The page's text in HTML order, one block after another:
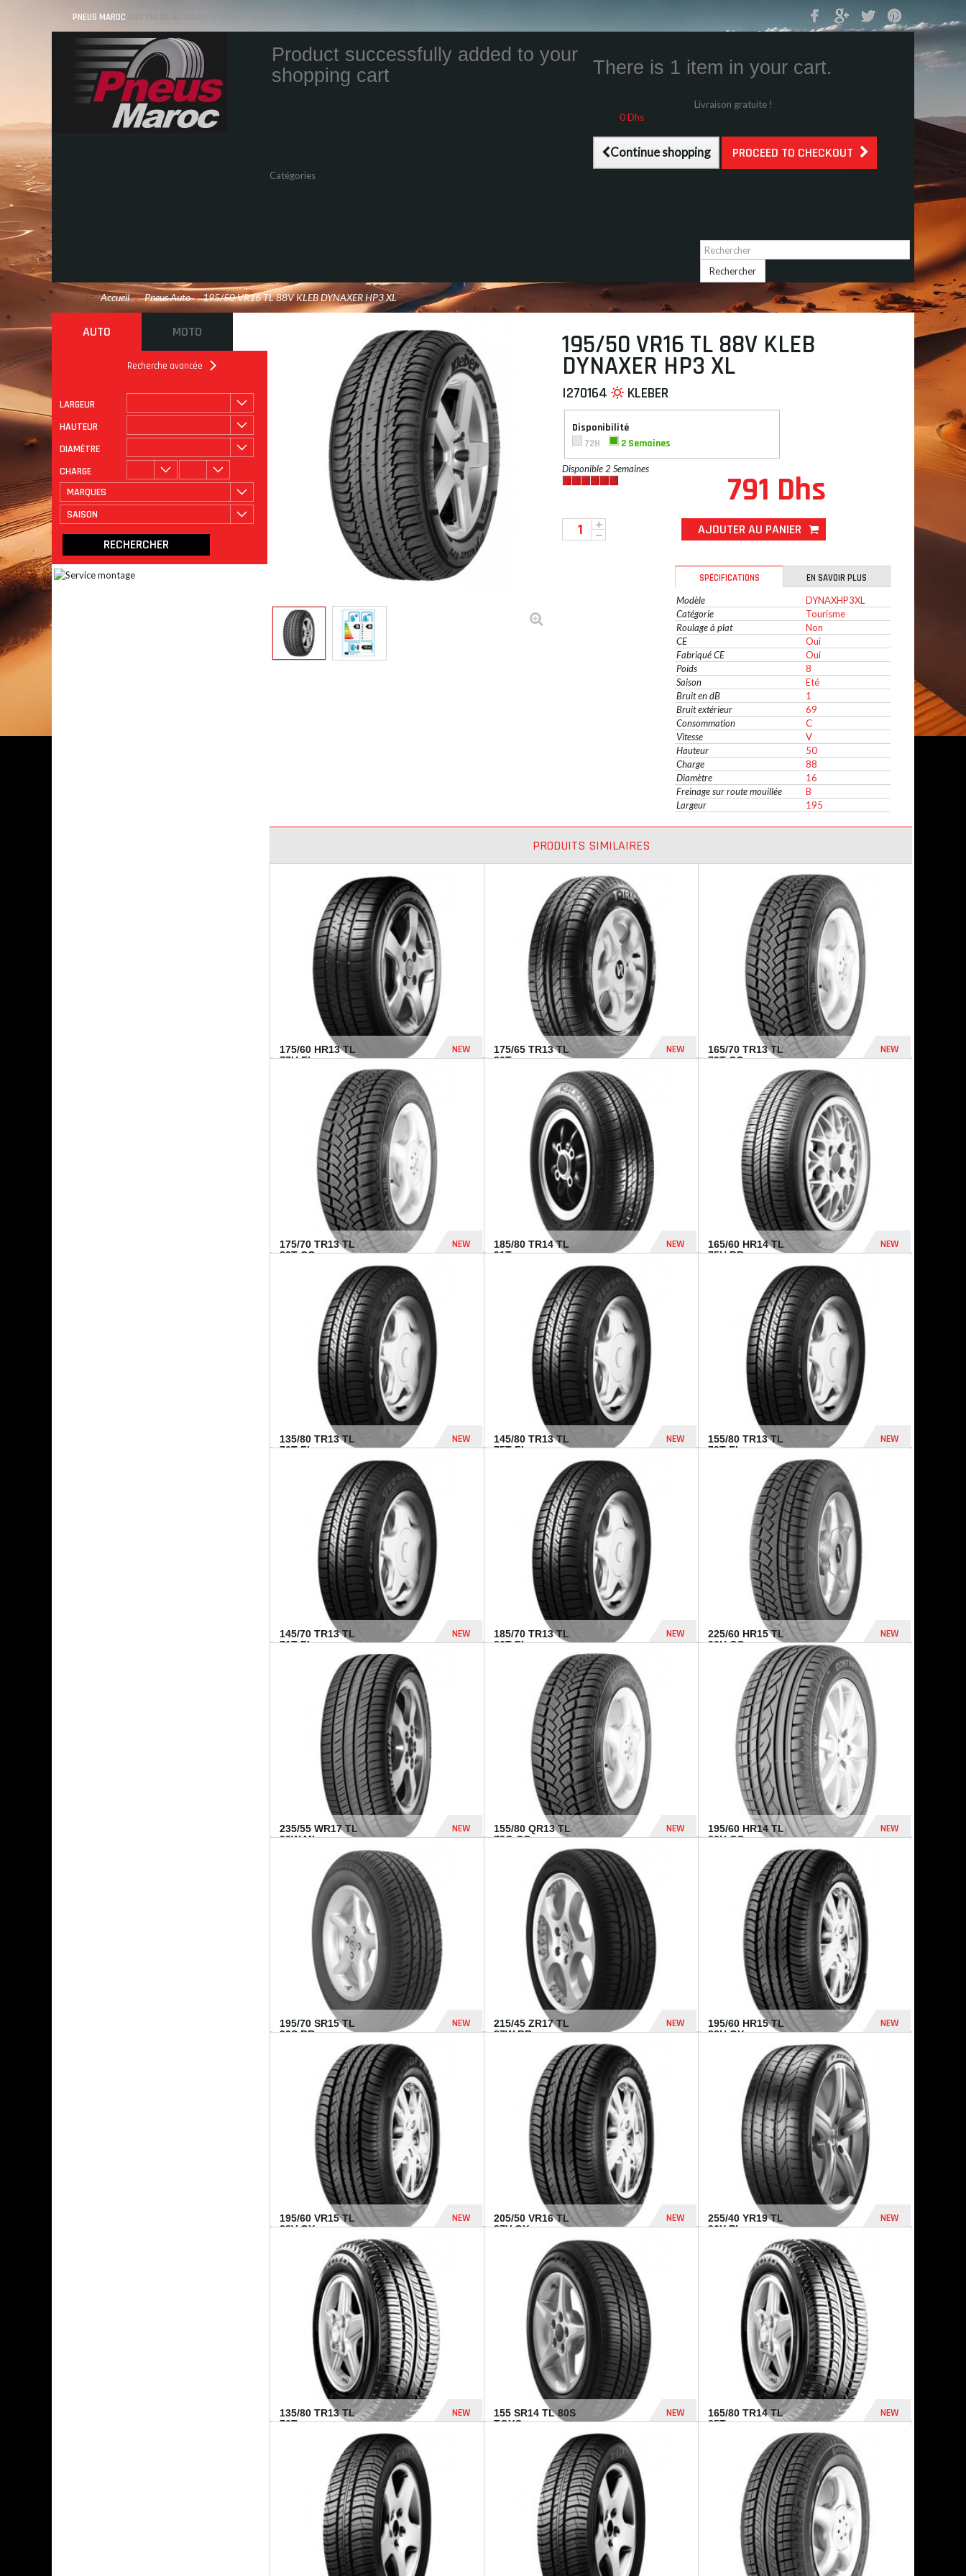
PNEUS MAROC VOS PNEUS AU MAROC LIVRÉS ET MONTÉS
Product successfully added to your
shopping cart
There is 1 item in your cart.
Livraison gratuite !
0 Dhs
Continue shopping PROCEED TO CHECKOUT
Catégories
Rechercher
Accueil / Pneus Auto > 195/50 VR16 TL 88V KLEB DYNAXER HP3 XL
AUTO MOTO
Recherche avancée
LARGEUR
HAUTEUR
DIAMÈTRE
CHARGE
MARQUES
SAISON
ROULAGE À PLAT
195/50 VR16 TL 88V KLEB
DYNAXER HP3 XL
I270164 KLEBER
Disponibilité
72H
2 Semaines
Disponible 2 Semaines
791 Dhs
AJOUTER AU PANIER
SPÉCIFICATIONS
EN SAVOIR PLUS
Modèle
DYNAXHP3XL
Catégorie
Tourisme
Roulage à plat
Non
CE
Oui
Fabriqué CE
Oui
Poids
8
Saison
Eté
Bruit en dB
1
Bruit extérieur
69
Consommation
C
Vitesse
V
Hauteur
50
Charge
88
Diamètre
16
Freinage sur route mouillée
B
Largeur
195
PRODUITS SIMILAIRES
175/60 HR13 TL
77H FI...
NEW
394 Dhs
175/65 TR13 TL
80T...
NEW
165/70 TR13 TL
79T CO...
NEW
364 Dhs
175/70 TR13 TL
82T CO...
NEW
185/80 TR14 TL
91T...
NEW
448 Dhs
165/60 HR14 TL
75H BR...
NEW
135/80 TR13 TL
70T FI...
NEW
145/80 TR13 TL
75T FI...
NEW
155/80 TR13 TL
79T FI...
NEW
145/70 TR13 TL
71T FI...
NEW
185/70 TR13 TL
86T FI...
NEW
432 Dhs
225/60 HR15 TL
96H CO...
NEW
1 040 Dhs
235/55 WR17 TL
99W MI...
NEW
1 182 Dhs
155/80 QR13 TL
79Q CO...
NEW
195/60 HR14 TL
86H CO...
NEW
790 Dhs
195/70 SR15 TL
92S BR...
NEW
837 Dhs
215/45 ZR17 TL
87W BR...
NEW
955 Dhs
195/60 HR15 TL
88H GY...
NEW
195/60 VR15 TL
88V GY...
NEW
205/50 VR16 TL
87V GY...
NEW
255/40 YR19 TL
96Y PI...
NEW
1 771 Dhs
135/80 TR13 TL
70T...
NEW
155 SR14 TL 80S
TOYO...
NEW
165/80 TR14 TL
85T...
NEW
458 Dhs